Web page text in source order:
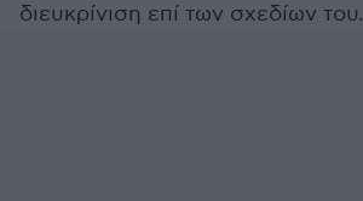
διευκρίνιση επί των σχεδίων του.